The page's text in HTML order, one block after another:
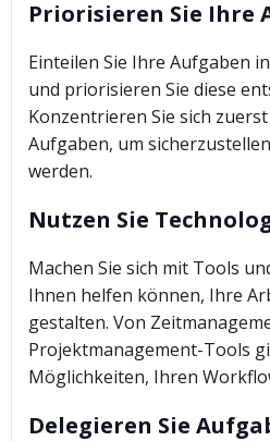
Priorisieren Sie Ihre
Einteilen Sie Ihre Aufgaben
und priorisieren Sie diese
Konzentrieren Sie sich
Aufgaben, um
werden.
Nutzen Sie
Machen Sie sich mit Tools
Ihnen helfen können, Ihre
gestalten. Von
Projektmanagement-Tools
Möglichkeiten, Ihren
Delegieren Sie